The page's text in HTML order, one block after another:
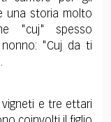
una storia molto
"cuj" spesso
"Cuj da ti
vigneti e tre ettari